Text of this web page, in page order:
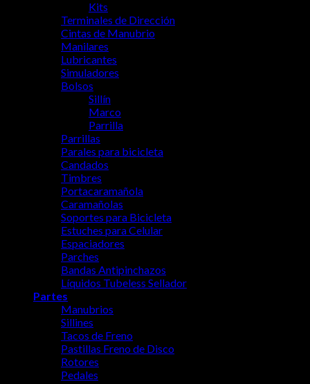
Kits
Terminales de Dirección
Cintas de Manubrio
Manilares
Lubricantes
Simuladores
Bolsos
Sillín
Marco
Parrilla
Parrillas
Parales para bicicleta
Candados
Timbres
Portacaramañola
Caramañolas
Soportes para Bicicleta
Estuches para Celular
Espaciadores
Parches
Bandas Antipinchazos
Líquidos Tubeless Sellador
Partes
Manubrios
Sillines
Tacos de Freno
Pastillas Freno de Disco
Rotores
Pedales